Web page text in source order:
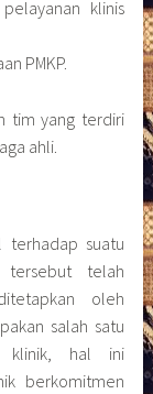
klinis
PMKP.
tim yang terdiri
ahli.
terhadap suatu
tersebut telah
oleh
salah satu
klinik, hal ini
berkomitmen